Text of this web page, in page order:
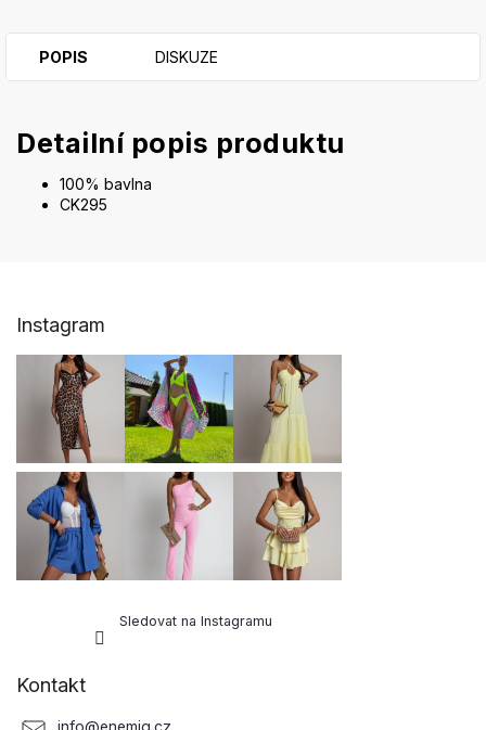
POPIS DISKUZE
Detailní popis produktu
100% bavlna
CK295
Instagram
Sledovat na Instagramu
Kontakt